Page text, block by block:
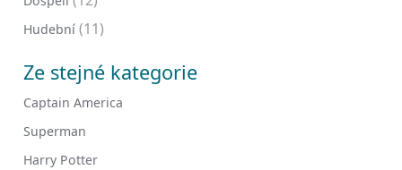
Hudební (11)
Ze stejné kategorie
Captain America
Superman
Harry Potter